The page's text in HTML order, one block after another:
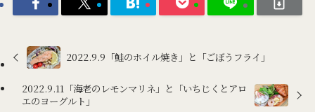
2022.9.9「鮭のホイル焼き」と「ごぼうフライ」
2022.9.11「海老のレモンマリネ」と「いちじくとアロ
エのヨーグルト」